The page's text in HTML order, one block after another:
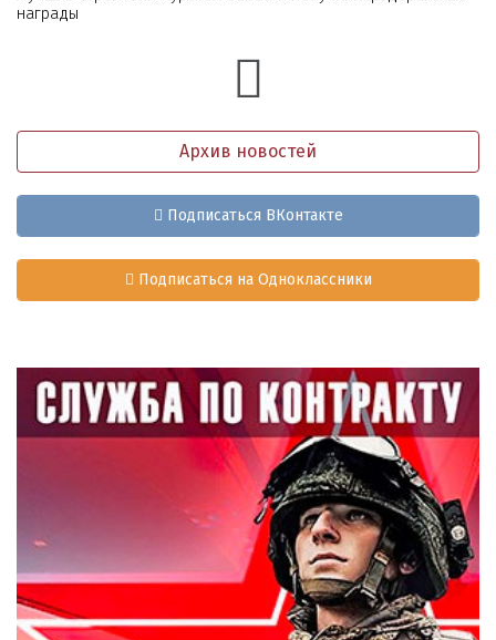
награды
Архив новостей
Подписаться ВКонтакте
Подписаться на Одноклассники